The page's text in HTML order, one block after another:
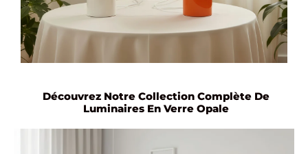
Découvrez Notre Collection Complète De
Luminaires En Verre Opale